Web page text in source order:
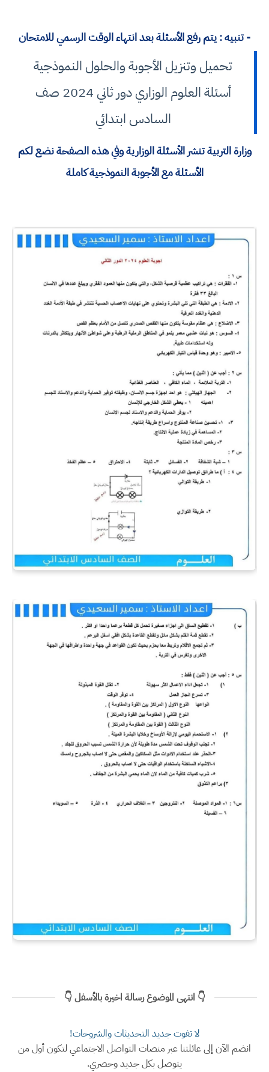
- تنبيه : يتم رفع الأسئلة بعد انتهاء الوقت الرسمي للامتحان
تحميل وتنزيل الأجوبة والحلول النموذجية
أسئلة العلوم الوزاري دور ثاني 2024 صف
السادس ابتدائي
وزارة التربية تنشر الأسئلة الوزارية وفي هذه الصفحة نضع لكم
الأسئلة مع الأجوبة النموذجية كاملة
👇 انتهى الموضوع رسالة اخيرة بالأسفل 👇
لا تفوت جديد التحديثات والشروحات!
انضم الآن إلى عائلتنا عبر منصات التواصل الاجتماعي لتكون أول من
يتوصل بكل جديد وحصري.